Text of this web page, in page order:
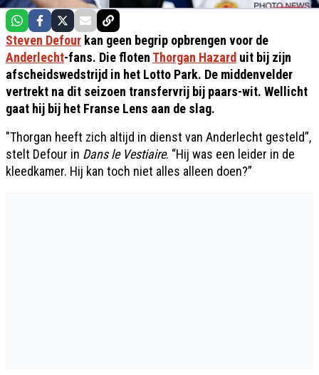
Steven Defour kan geen begrip opbrengen voor de
Anderlecht-fans. Die floten Thorgan Hazard uit bij zijn
afscheidswedstrijd in het Lotto Park. De middenvelder
vertrekt na dit seizoen transfervrij bij paars-wit. Wellicht
gaat hij bij het Franse Lens aan de slag.
"Thorgan heeft zich altijd in dienst van Anderlecht gesteld”,
stelt Defour in Dans le Vestiaire. “Hij was een leider in de
kleedkamer. Hij kan toch niet alles alleen doen?”